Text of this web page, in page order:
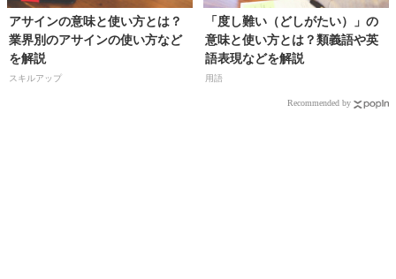
アサインの意味と使い方とは？
業界別のアサインの使い方など
を解説
スキルアップ
「度し難い（どしがたい）」の
意味と使い方とは？類義語や英
語表現などを解説
用語
Recommended by